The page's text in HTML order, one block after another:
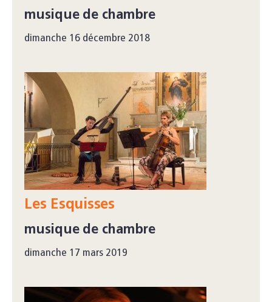
musique de chambre
dimanche 16 décembre 2018
Les Esquisses
musique de chambre
dimanche 17 mars 2019